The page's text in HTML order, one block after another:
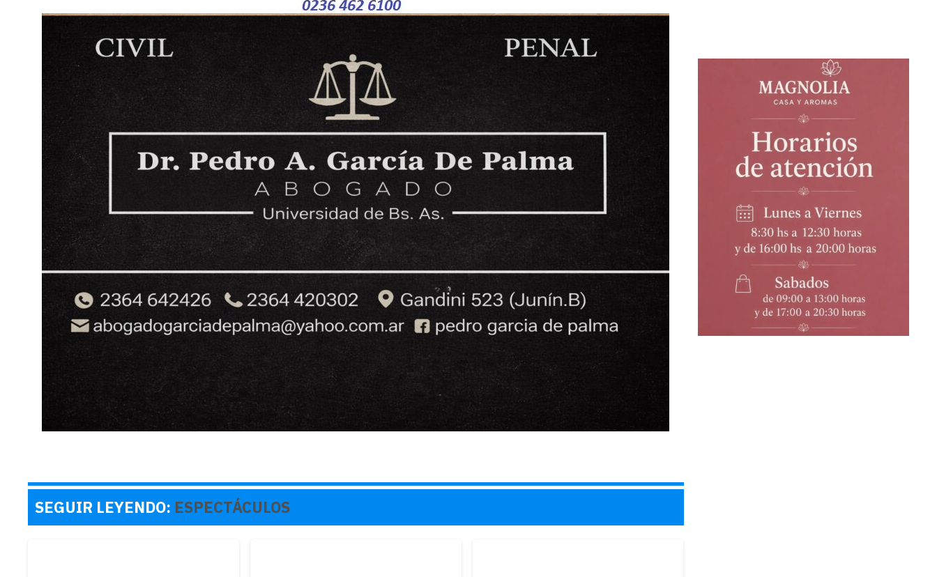
SEGUIR LEYENDO: ESPECTÁCULOS